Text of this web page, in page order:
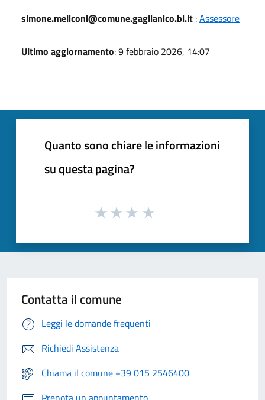
simone.meliconi@comune.gaglianico.bi.it :Assessore
Ultimo aggiornamento: 9 febbraio 2026, 14:07
Quanto sono chiare le informazioni
su questa pagina?
Contatta il comune
Leggi le domande frequenti
Richiedi Assistenza
Chiama il comune +39 015 2546400